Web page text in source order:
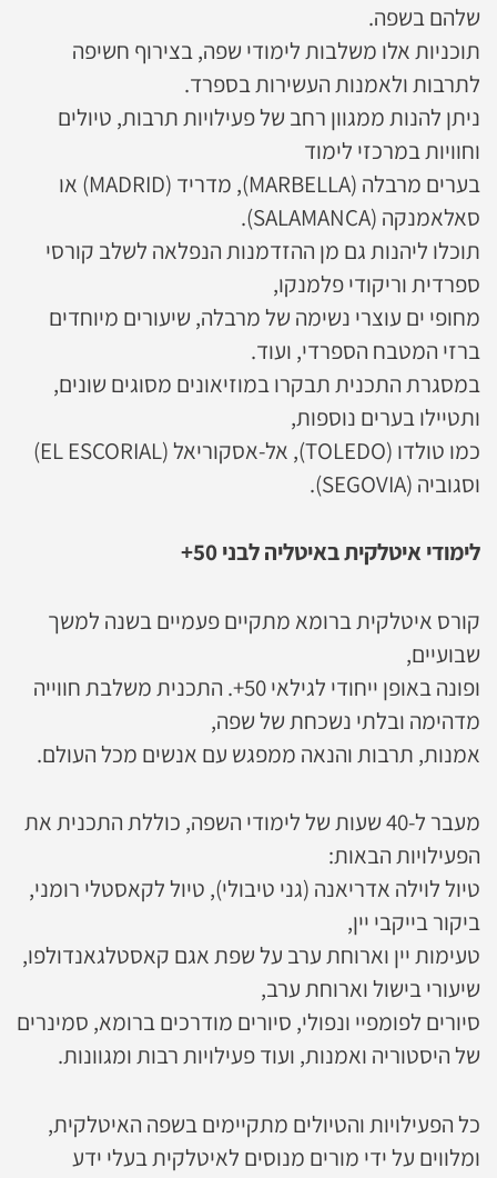
שלהם בשפה.
תוכניות אלו משלבות לימודי שפה, בצירוף חשיפה
לתרבות ולאמנות העשירות בספרד.
ניתן להנות ממגוון רחב של פעילויות תרבות, טיולים
וחוויות במרכזי לימוד
בערים מרבלה (MARBELLA), מדריד (MADRID) או
סאלאמנקה (SALAMANCA).
תוכלו ליהנות גם מן ההזדמנות הנפלאה לשלב קורסי
ספרדית וריקודי פלמנקו,
מחופי ים עוצרי נשימה של מרבלה, שיעורים מיוחדים
ברזי המטבח הספרדי, ועוד.
במסגרת התכנית תבקרו במוזיאונים מסוגים שונים,
ותטיילו בערים נוספות,
כמו טולדו (TOLEDO), אל-אסקוריאל (EL ESCORIAL)
וסגוביה (SEGOVIA).
לימודי איטלקית באיטליה לבני 50+
קורס איטלקית ברומא מתקיים פעמיים בשנה למשך
שבועיים,
ופונה באופן ייחודי לגילאי 50+. התכנית משלבת חווייה
מדהימה ובלתי נשכחת של שפה,
אמנות, תרבות והנאה ממפגש עם אנשים מכל העולם.
מעבר ל-40 שעות של לימודי השפה, כוללת התכנית את
הפעילויות הבאות:
טיול לוילה אדריאנה (גני טיבולי), טיול לקאסטלי רומני,
ביקור בייקבי יין,
טעימות יין וארוחת ערב על שפת אגם קאסטלגאנדולפו,
שיעורי בישול וארוחת ערב,
סיורים לפומפיי ונפולי, סיורים מודרכים ברומא, סמינרים
של היסטוריה ואמנות, ועוד פעילויות רבות ומגוונות.
כל הפעילויות והטיולים מתקיימים בשפה האיטלקית,
ומלווים על ידי מורים מנוסים לאיטלקית בעלי ידע